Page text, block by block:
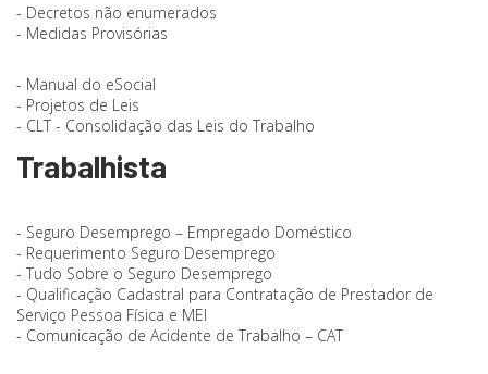
- Decretos não enumerados
- Medidas Provisórias
- Manual do eSocial
- Projetos de Leis
- CLT - Consolidação das Leis do Trabalho
Trabalhista
- Seguro Desemprego – Empregado Doméstico
- Requerimento Seguro Desemprego
- Tudo Sobre o Seguro Desemprego
- Qualificação Cadastral para Contratação de Prestador de
Serviço Pessoa Física e MEI
- Comunicação de Acidente de Trabalho – CAT